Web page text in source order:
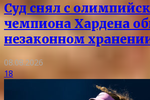
Суд снял с
чемпиона Хардена
незаконном
08.08.2026
18